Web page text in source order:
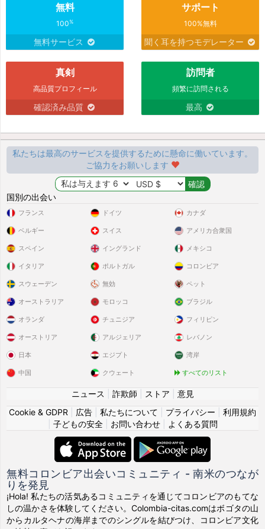
無料
100%
無料サービス
サポート
100%無料
聞く耳を持つモデレーター
真剣
高品質プロフィール
確認済み品質
訪問者
頻繁に訪問される
最高
私たちは最高のサービスを提供するために懸命に働いています。
ご協力をお願いします
国別の出会い
フランス
ベルギー
スペイン
イタリア
スウェーデン
ドイツ
スイス
イングランド
ポルトガル
無効
カナダ
アメリカ合衆国
メキシコ
コロンビア
ペット
オーストラリア
オランダ
オーストリア
日本
中国
モロッコ
チュニジア
アルジェリア
エジプト
クウェート
ブラジル
フィリピン
レバノン
湾岸
すべてのリスト
ニュース 詐欺師 ストア
意見
Cookie & GDPR
広告 私たちについて プライバシー
利用規約
子どもの安全| お問い合わせ| よくある質問
無料コロンビア出会いコミュニティ - 南米のつなが
りを発見
¡Hola! 私たちの活気あるコミュニティを通じてコロンビアのもてな
しの温かさを体験してください。Colombia-citas.comはボゴタの山
からカルタヘナの海岸までのシングルを結びつけ、コロンビア文化